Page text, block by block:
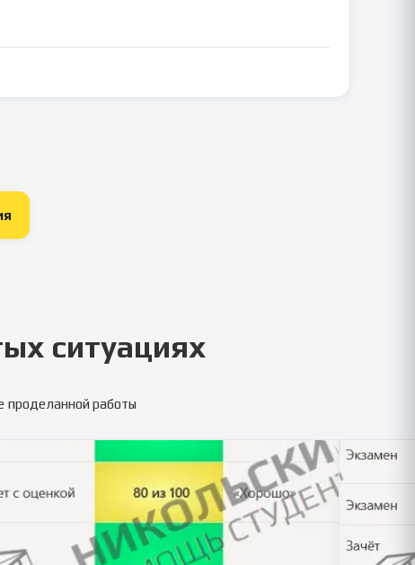
ситуациях
проделанной работы